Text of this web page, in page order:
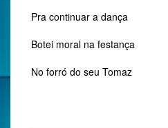
Pra continuar a dança
Botei moral na festança
No forró do seu Tomaz